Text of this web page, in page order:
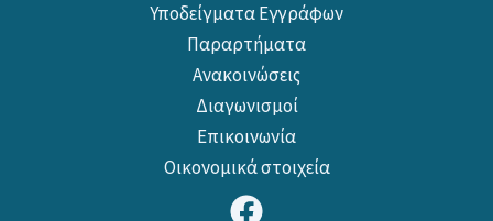
Υποδείγματα Εγγράφων
Παραρτήματα
Ανακοινώσεις
Διαγωνισμοί
Επικοινωνία
Οικονομικά στοιχεία